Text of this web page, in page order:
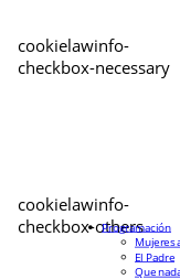
cookielawinfo-
checkbox-necessary
cookielawinfo-
checkbox-others
Programación
Mujeres
El Padre
Que